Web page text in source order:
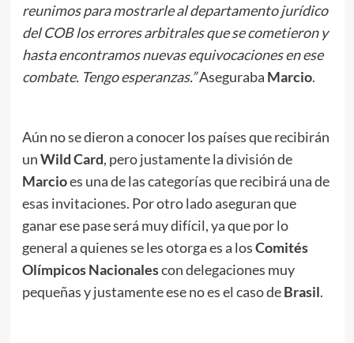
reunimos para mostrarle al departamento jurídico
del COB los errores arbitrales que se cometieron y
hasta encontramos nuevas equivocaciones en ese
combate. Tengo esperanzas.”Aseguraba Marcio.
Aún no se dieron a conocer los países que recibirán
unWild Card, pero justamente la división de
Marcioes una de las categorías que recibirá una de
esas invitaciones. Por otro lado aseguran que
ganar ese pase será muy difícil, ya que por lo
general a quienes se les otorga es a losComités
Olímpicos Nacionalescon delegaciones muy
pequeñas y justamente ese no es el caso deBrasil.